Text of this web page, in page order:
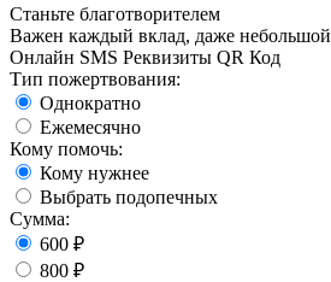
Станьте благотворителем
Важен каждый вклад, даже небольшой
Онлайн SMS Реквизиты QR Код
Тип пожертвования:
Однократно
Ежемесячно
Кому помочь:
Кому нужнее
Выбрать подопечных
Сумма:
600 ₽
800 ₽